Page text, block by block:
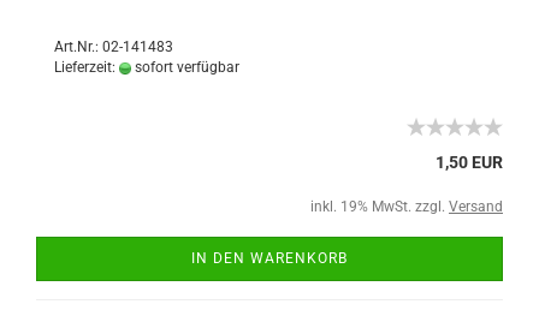
Art.Nr.: 02-141483
Lieferzeit:
sofort verfügbar
1,50 EUR
inkl. 19% MwSt. zzgl. Versand
IN DEN WARENKORB